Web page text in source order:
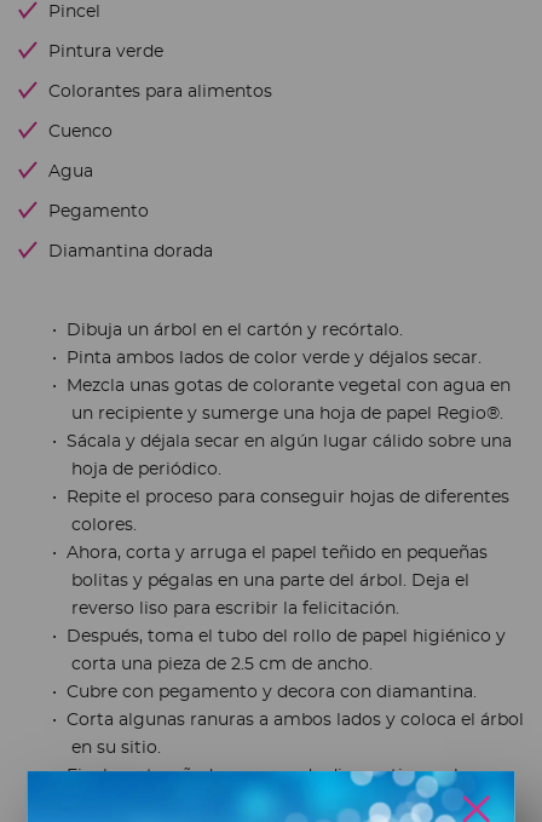
Pincel
Pintura verde
Colorantes para alimentos
Cuenco
Agua
Pegamento
Diamantina dorada
Dibuja un árbol en el cartón y recórtalo.
Pinta ambos lados de color verde y déjalos secar.
Mezcla unas gotas de colorante vegetal con agua en
un recipiente y sumerge una hoja de papel Regio®.
Sácala y déjala secar en algún lugar cálido sobre una
hoja de periódico.
Repite el proceso para conseguir hojas de diferentes
colores.
Ahora, corta y arruga el papel teñido en pequeñas
bolitas y pégalas en una parte del árbol. Deja el
reverso liso para escribir la felicitación.
Después, toma el tubo del rollo de papel higiénico y
corta una pieza de 2.5 cm de ancho.
Cubre con pegamento y decora con diamantina.
Corta algunas ranuras a ambos lados y coloca el árbol
en su sitio.
Finalmente, añade un poco de diamantina en los